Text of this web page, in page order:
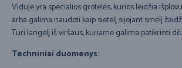
Viduje yra specialios grotelės, kurios leidžia
arba galima naudoti kaip sietelį sijojant smėlį
Turi langelį iš viršaus, kuriame galima patikrinti
Techniniai duomenys: